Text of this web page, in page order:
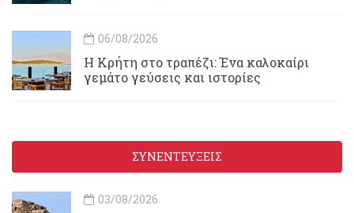
06/08/2026
Η Κρήτη στο τραπέζι: Ένα καλοκαίρι
γεμάτο γεύσεις και ιστορίες
ΣΥΝΕΝΤΕΥΞΕΙΣ
03/08/2026